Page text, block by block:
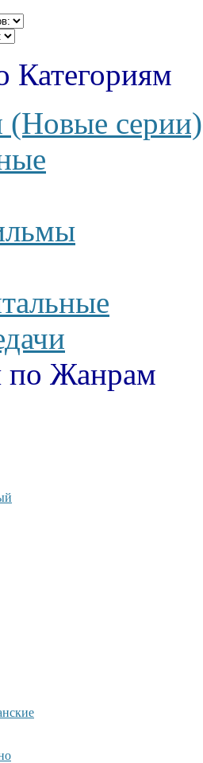
Категориям
(Новые серии)
по Жанрам